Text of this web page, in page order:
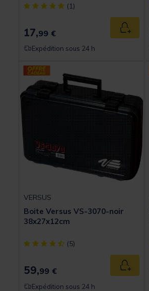
[object Object] out of 5 Customer
(1)
17,99 €
Expédition sous 24 h
VERSUS
Boite Versus VS-3070-noir
38x27x12cm
[object Object] out of 5 Customer
(5)
59,99 €
Expédition sous 24 h